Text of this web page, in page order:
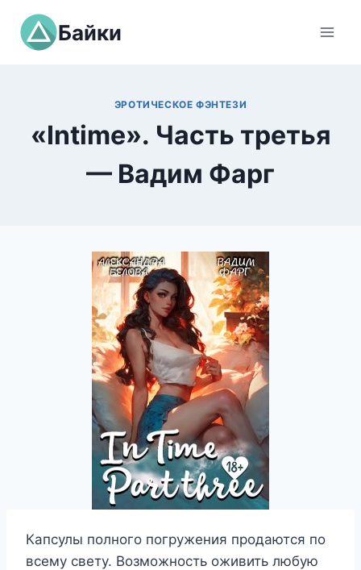
Перейти
содержимому
Байки
ЭРОТИЧЕСКОЕ ФЭНТЕЗИ
«Intime». Часть третья
— Вадим Фарг
Капсулы полного погружения продаются по
всему свету. Возможность оживить любую